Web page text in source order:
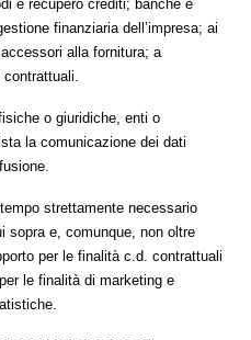
e recupero crediti; banche e
finanziaria dell’impresa; ai
alla fornitura; a
o giuridiche, enti o
la comunicazione dei dati
strettamente necessario
sopra e, comunque, non oltre
per le finalità c.d. contrattuali
le finalità di marketing e